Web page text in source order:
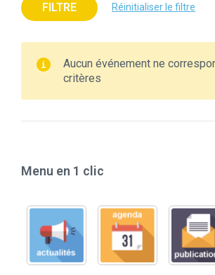
FILTRE Réinitialiser le filtre
Aucun événement ne
critères
Menu en 1 clic